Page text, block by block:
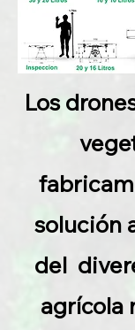
Los
solución
del
agrícola